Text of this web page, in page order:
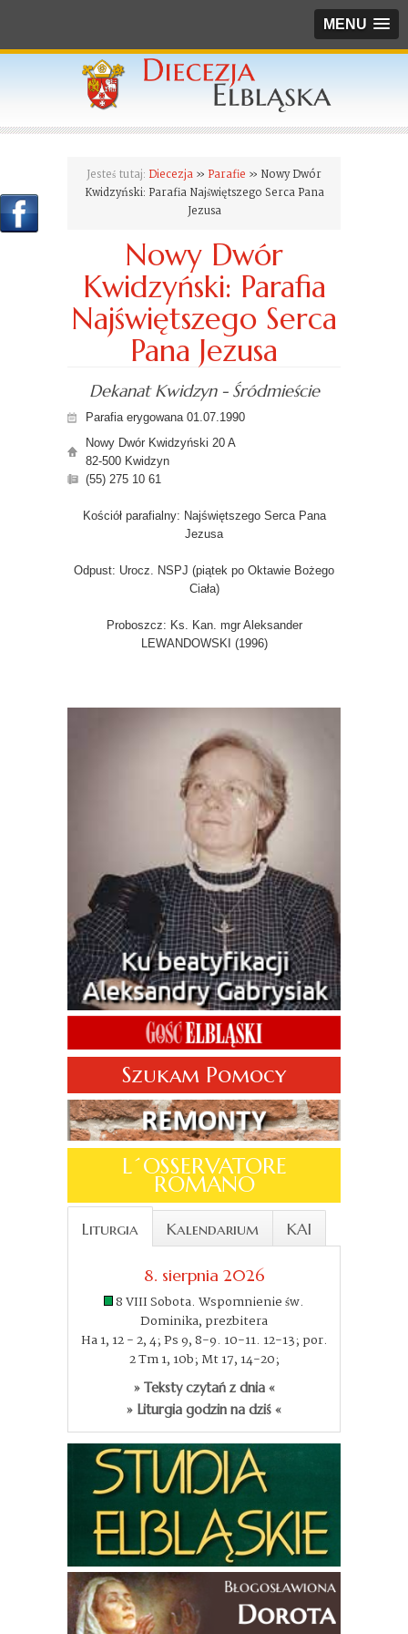
MENU
Jesteś tutaj: Diecezja » Parafie » Nowy Dwór
Kwidzyński: Parafia Najświętszego Serca Pana
Jezusa
Nowy Dwór
Kwidzyński: Parafia
Najświętszego Serca
Pana Jezusa
Dekanat Kwidzyn - Śródmieście
Parafia erygowana 01.07.1990
Nowy Dwór Kwidzyński 20 A
82-500 Kwidzyn
(55) 275 10 61
Kościół parafialny: Najświętszego Serca Pana
Jezusa
Odpust: Urocz. NSPJ (piątek po Oktawie Bożego
Ciała)
Proboszcz: Ks. Kan. mgr Aleksander
LEWANDOWSKI (1996)
Szukam Pomocy
L´OSSERVATORE
ROMANO
Liturgia Kalendarium KAI
8. sierpnia 2026
8 VIII Sobota. Wspomnienie św.
Dominika, prezbitera
Ha 1, 12 - 2, 4; Ps 9, 8-9. 10-11. 12-13; por.
2 Tm 1, 10b; Mt 17, 14-20;
» Teksty czytań z dnia «
» Liturgia godzin na dziś «